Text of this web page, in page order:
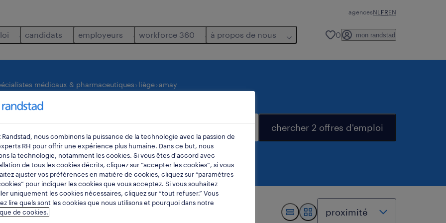
agencesNL FREN
candidats employeurs workforce 360 à propos de nous 0 mon randstad
médicaux & pharmaceutiques liège amay
où
chercher 2 offres d'emploi
emplois trouvés à amay.
Randstad, nous combinons la puissance de la technologie avec la passion de
RH pour offrir une expérience plus humaine. Dans ce but, nous
la technologie, notamment les cookies. Si vous êtes d'accord avec
de tous les cookies décrits, cliquez sur “accepter les cookies”, si vous
ajuster vos préférences en matière de cookies, cliquez sur “paramètres
pour indiquer les cookies que vous acceptez. Si vous souhaitez
uniquement les cookies nécessaires, cliquez sur “tout refuser.” Vous
lire quels sont les cookies que nous utilisons et pourquoi dans notre
de cookies.